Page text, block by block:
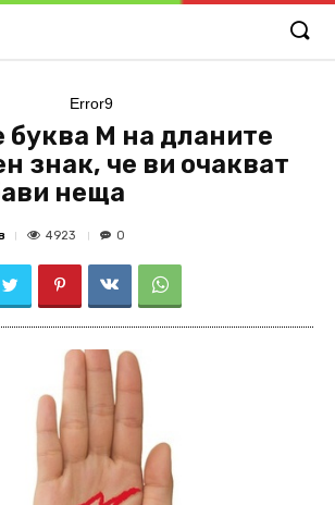
Error9
буква М на дланите
знак, че ви очакват
неща
4923 0